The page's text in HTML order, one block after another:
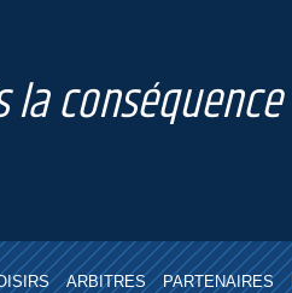
conséquence
ARBITRES PARTENAIRES